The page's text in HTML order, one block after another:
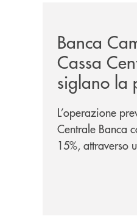
Banca
Cassa
siglano la
strategica
L’operazione
Centrale Banca
15%, attraverso
sulla
prossimità ai